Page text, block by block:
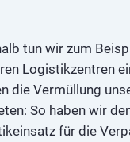
tun wir zum
Logistikzentren
die Vermüllung
So haben wir
für die